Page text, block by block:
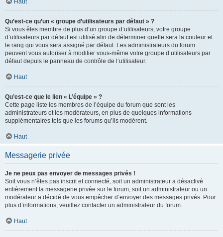
Haut
Qu’est-ce qu’un « groupe d’utilisateurs par défaut » ?
Si vous êtes membre de plus d’un groupe d’utilisateurs, votre groupe
d’utilisateurs par défaut est utilisé afin de déterminer quelle sera la couleur et
le rang qui vous sera assigné par défaut. Les administrateurs du forum
peuvent vous autoriser à modifier vous-même votre groupe d’utilisateurs par
défaut depuis le panneau de contrôle de l’utilisateur.
Haut
Qu’est-ce que le lien « L’équipe » ?
Cette page liste les membres de l’équipe du forum que sont les
administrateurs et les modérateurs, en plus de quelques informations
supplémentaires tels que les forums qu’ils modèrent.
Haut
Messagerie privée
Je ne peux pas envoyer de messages privés !
Soit vous n’êtes pas inscrit et connecté, soit un administrateur a désactivé
entièrement la messagerie privée sur le forum, soit un administrateur ou un
modérateur a décidé de vous empêcher d’envoyer des messages privés. Pour
plus d’informations, veuillez contacter un administrateur du forum.
Haut